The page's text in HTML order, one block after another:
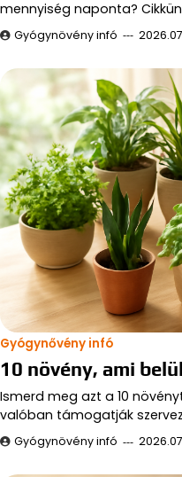
mennyiség naponta?
Gyógynövény infó
Gyógynővény infó
10 növény, ami
Ismerd meg azt a 10
valóban támogatják
Gyógynövény infó